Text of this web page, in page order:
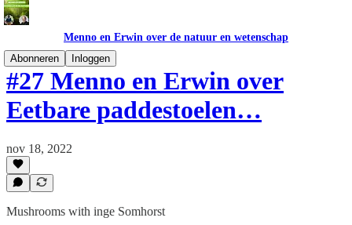
Menno en Erwin over de natuur en wetenschap
Abonneren
Inloggen
#27 Menno en Erwin over
Eetbare paddestoelen…
nov 18, 2022
Mushrooms with inge Somhorst